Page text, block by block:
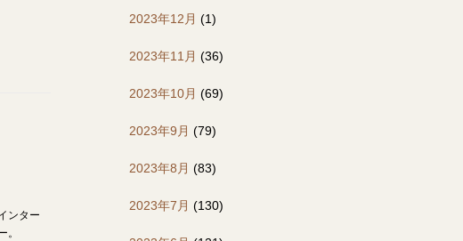
ンター
。
2023年12月 (1)
2023年11月 (36)
2023年10月 (69)
2023年9月 (79)
2023年8月 (83)
2023年7月 (130)